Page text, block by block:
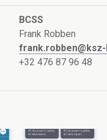
BCSS
Frank Robben
+32 476 87 96 48